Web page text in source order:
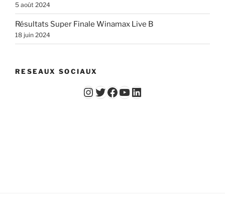
5 août 2024
Résultats Super Finale Winamax Live B
18 juin 2024
RESEAUX SOCIAUX
Instagram
Twitter
Facebook
YouTube - Vidéos du Chicago Poker ClubLinkedIn